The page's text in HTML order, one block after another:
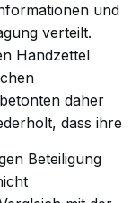
und
verteilt.
Handzettel
daher
dass ihre
Beteiligung